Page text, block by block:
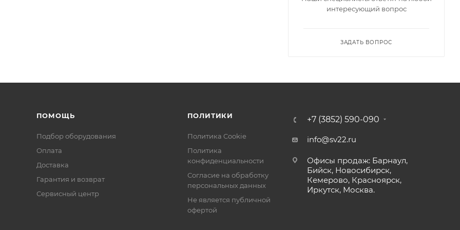
интересующий вопрос
ЗАДАТЬ ВОПРОС
ПОМОЩЬ
Подбор оборудования
Оплата
Доставка
Гарантия и возврат
Сервисный центр
ПОЛИТИКИ
Политика Cookie
Политика
конфиденциальности
Согласие на обработку
персональных данных
Не является публичной
офертой
+7 (3852) 590-090
info@sv22.ru
Офисы продаж: Барнаул,
Бийск, Новосибирск,
Кемерово, Красноярск,
Иркутск, Москва.